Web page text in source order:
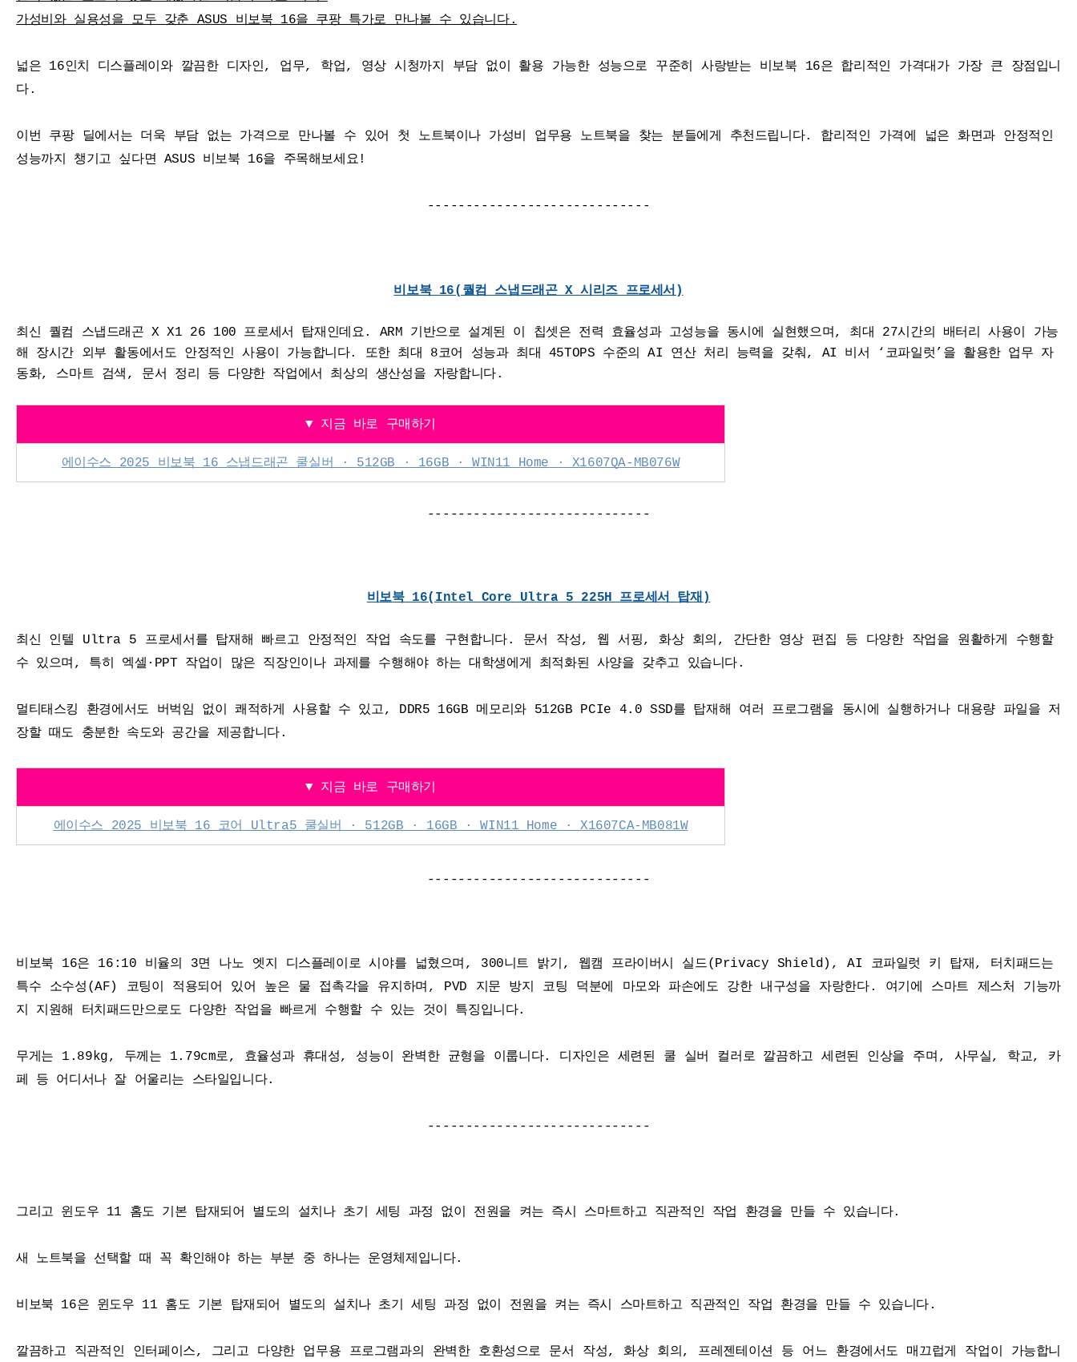
가성비와 실용성을 모두 갖춘 ASUS 비보북 16을 쿠팡 특가로 만나볼 수 있습니다.
넓은 16인치 디스플레이와 깔끔한 디자인, 업무, 학업, 영상 시청까지 부담 없이 활용 가능한 성능으로 꾸준히 사랑받는 비보북 16은 합리적인 가격대가 가장 큰 장점입니
다.
이번 쿠팡 딜에서는 더욱 부담 없는 가격으로 만나볼 수 있어 첫 노트북이나 가성비 업무용 노트북을 찾는 분들에게 추천드립니다. 합리적인 가격에 넓은 화면과 안정적인
성능까지 챙기고 싶다면 ASUS 비보북 16을 주목해보세요!
-----------------------------
비보북 16(퀄컴 스냅드래곤 X 시리즈 프로세서)
최신 퀄컴 스냅드래곤 X X1 26 100 프로세서 탑재인데요. ARM 기반으로 설계된 이 칩셋은 전력 효율성과 고성능을 동시에 실현했으며, 최대 27시간의 배터리 사용이 가능
해 장시간 외부 활동에서도 안정적인 사용이 가능합니다. 또한 최대 8코어 성능과 최대 45TOPS 수준의 AI 연산 처리 능력을 갖춰, AI 비서 ‘코파일럿’을 활용한 업무 자
동화, 스마트 검색, 문서 정리 등 다양한 작업에서 최상의 생산성을 자랑합니다.
▼ 지금 바로 구매하기
에이수스 2025 비보북 16 스냅드래곤 쿨실버 · 512GB · 16GB · WIN11 Home · X1607QA-MB076W
-----------------------------
비보북 16(Intel Core Ultra 5 225H 프로세서 탑재)
최신 인텔 Ultra 5 프로세서를 탑재해 빠르고 안정적인 작업 속도를 구현합니다. 문서 작성, 웹 서핑, 화상 회의, 간단한 영상 편집 등 다양한 작업을 원활하게 수행할
수 있으며, 특히 엑셀·PPT 작업이 많은 직장인이나 과제를 수행해야 하는 대학생에게 최적화된 사양을 갖추고 있습니다.
멀티태스킹 환경에서도 버벅임 없이 쾌적하게 사용할 수 있고, DDR5 16GB 메모리와 512GB PCIe 4.0 SSD를 탑재해 여러 프로그램을 동시에 실행하거나 대용량 파일을 저
장할 때도 충분한 속도와 공간을 제공합니다.
▼ 지금 바로 구매하기
에이수스 2025 비보북 16 코어 Ultra5 쿨실버 · 512GB · 16GB · WIN11 Home · X1607CA-MB081W
-----------------------------
비보북 16은 16:10 비율의 3면 나노 엣지 디스플레이로 시야를 넓혔으며, 300니트 밝기, 웹캠 프라이버시 실드(Privacy Shield), AI 코파일럿 키 탑재, 터치패드는
특수 소수성(AF) 코팅이 적용되어 있어 높은 물 접촉각을 유지하며, PVD 지문 방지 코팅 덕분에 마모와 파손에도 강한 내구성을 자랑한다. 여기에 스마트 제스처 기능까
지 지원해 터치패드만으로도 다양한 작업을 빠르게 수행할 수 있는 것이 특징입니다.
무게는 1.89kg, 두께는 1.79cm로, 효율성과 휴대성, 성능이 완벽한 균형을 이룹니다. 디자인은 세련된 쿨 실버 컬러로 깔끔하고 세련된 인상을 주며, 사무실, 학교, 카
페 등 어디서나 잘 어울리는 스타일입니다.
-----------------------------
그리고 윈도우 11 홈도 기본 탑재되어 별도의 설치나 초기 세팅 과정 없이 전원을 켜는 즉시 스마트하고 직관적인 작업 환경을 만들 수 있습니다.
새 노트북을 선택할 때 꼭 확인해야 하는 부분 중 하나는 운영체제입니다.
비보북 16은 윈도우 11 홈도 기본 탑재되어 별도의 설치나 초기 세팅 과정 없이 전원을 켜는 즉시 스마트하고 직관적인 작업 환경을 만들 수 있습니다.
깔끔하고 직관적인 인터페이스, 그리고 다양한 업무용 프로그램과의 완벽한 호환성으로 문서 작성, 화상 회의, 프레젠테이션 등 어느 환경에서도 매끄럽게 작업이 가능합니
세부정보 열기/접기